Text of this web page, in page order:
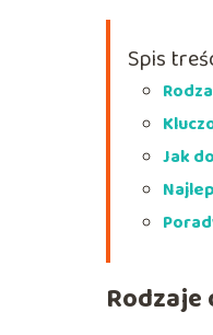
Spis
Jak